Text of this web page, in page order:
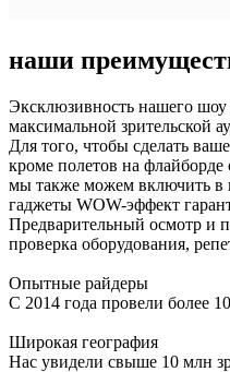
наши
Эксклюзивность нашего шоу
максимальной зрительской
Для того, чтобы сделать
кроме полетов на
мы также можем включить в
гаджеты WOW-эффект
Предварительный осмотр и
проверка оборудования,
Опытные райдеры
С 2014 года провели более
Широкая география
Нас увидели свыше 10 млн